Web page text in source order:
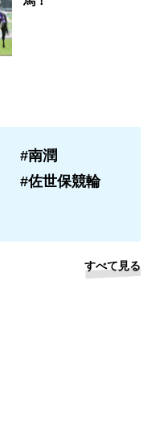
#南潤
#佐世保競輪
すべて見る